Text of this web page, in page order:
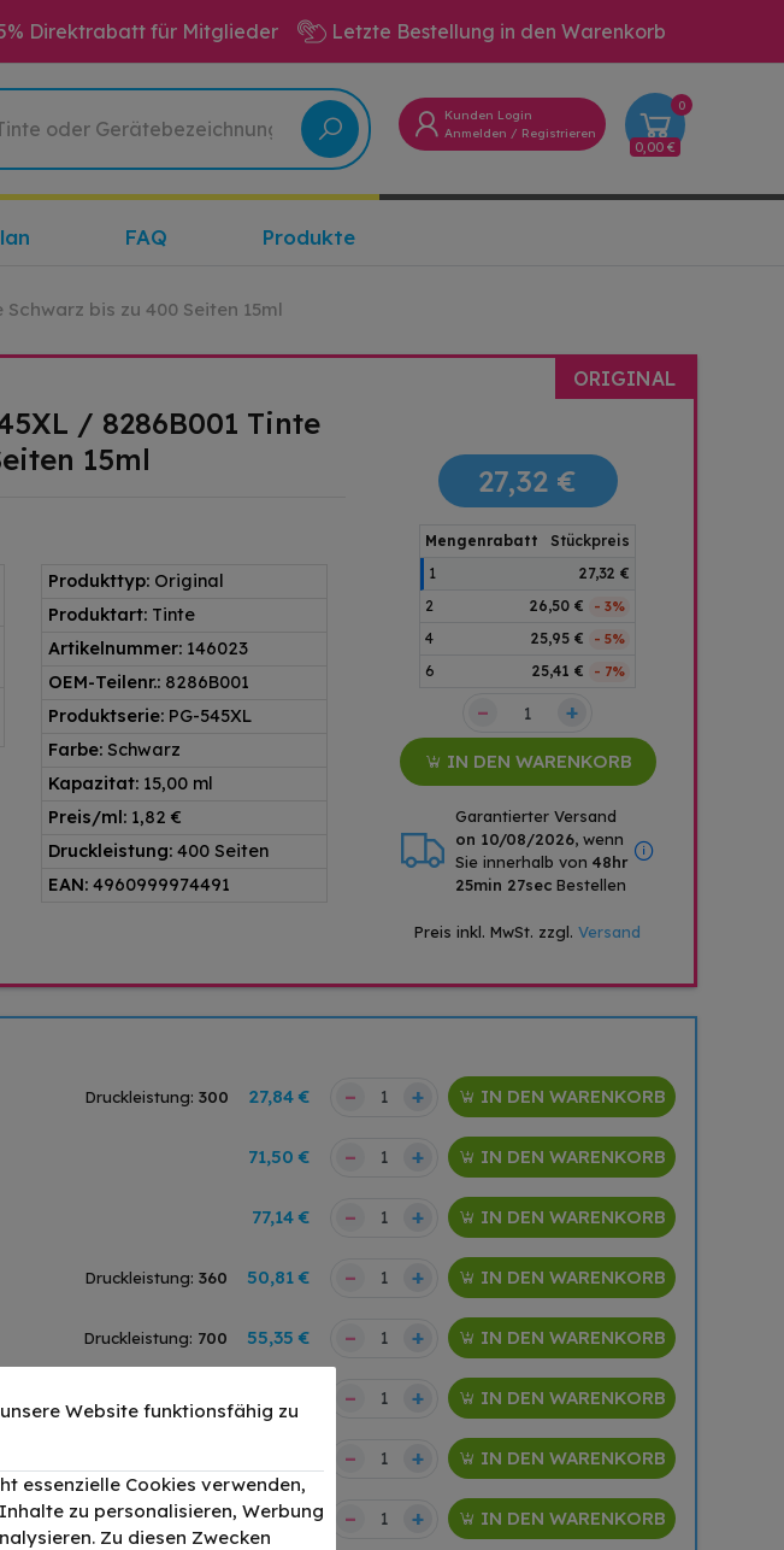
Direktrabatt für Mitglieder Letzte Bestellung in den Warenkorb
Kunden Login
Anmelden / Registrieren
0
0,00 €
FAQ Produkte
bis zu 400 Seiten 15ml
ORIGINAL
/ 8286B001 Tinte
15ml
Produkttyp: Original
Produktart: Tinte
Artikelnummer: 146023
OEM-Teilenr.: 8286B001
Produktserie: PG-545XL
Farbe: Schwarz
Kapazitat: 15,00 ml
Preis/ml: 1,82 €
Druckleistung: 400 Seiten
EAN: 4960999974491
27,32 €
Mengenrabatt
Stückpreis
1
27,32 €
2
26,50 € - 3%
4 25,95 € - 5%
6 25,41 € - 7%
– +
IN DEN WARENKORB
Garantierter Versand
on 10/08/2026, wenn
Sie innerhalb von 48hr
25min 26sec Bestellen
Preis inkl. MwSt. zzgl.Versand
Druckleistung: 300 27,84 € – + IN DEN WARENKORB
71,50 € – + IN DEN WARENKORB
77,14 € – + IN DEN WARENKORB
Druckleistung: 360 50,81 € – + IN DEN WARENKORB
Druckleistung: 700 55,35 € – + IN DEN WARENKORB
– + IN DEN WARENKORB
– + IN DEN WARENKORB
Druckleistung:700 78,88 € – + IN DEN WARENKORB
Website funktionsfähig zu
essenzielle Cookies verwenden,
zu personalisieren, Werbung
Zu diesen Zwecken